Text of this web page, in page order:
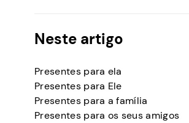
Neste artigo
Presentes para ela
Presentes para Ele
Presentes para a família
Presentes para os seus amigos